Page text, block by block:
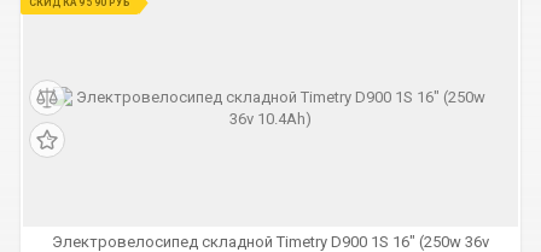
СКИДКА 9 590 РУБ
Электровелосипед складной Timetry D900 1S 16" (250w 36v